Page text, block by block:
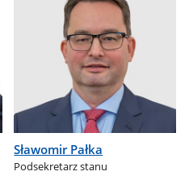
Sławomir Pałka
Podsekretarz stanu